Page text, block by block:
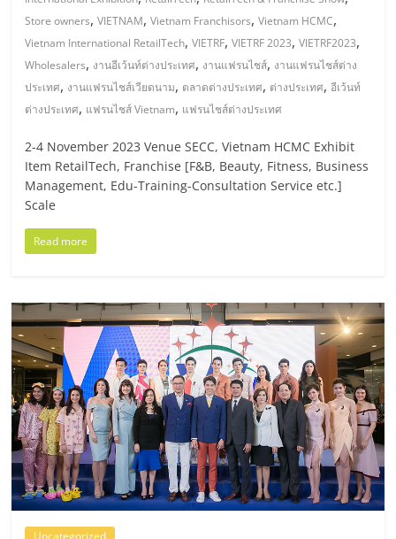
ไชส์
ขาย
แฟ
รน
ไชส์
แฟ
รน
ไชส์
ขาย
หน้า
บ้าน
Store owners,VIETNAM,Vietnam Franchisors,Vietnam HCMC,
Vietnam International RetailTech,VIETRF,VIETRF 2023,VIETRF2023,
Wholesalers, งานอีเว้นท์ต่างประเทศ, งานแฟรนไชส์, งานแฟรนไชส์ต่าง
ประเทศ, งานแฟรนไชส์เวียดนาม, ตลาดต่างประเทศ, ต่างประเทศ,อีเว้นท์
ต่างประเทศ, แฟรนไชส์ Vietnam, แฟรนไชส์ต่างประเทศ
2-4 November 2023 Venue SECC, Vietnam HCMC Exhibit
Item RetailTech, Franchise [F&B, Beauty, Fitness, Business
Management, Edu-Training-Consultation Service etc.]
Scale
Read more
Uncategorized